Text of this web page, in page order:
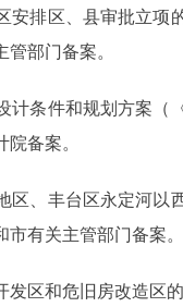
安排区、县审批立
部门备案。
条件和规划方案（
备案。
、丰台区永定河以
有关主管部门备案。
区和危旧房改造区的